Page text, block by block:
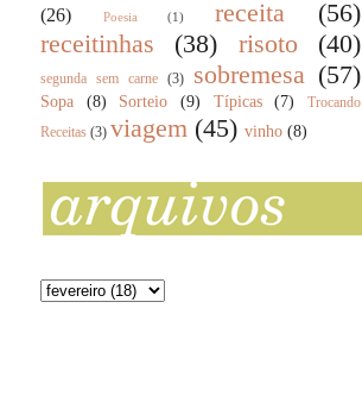
(26)
Poesia (1) receita
(56)
receitinhas
(38) risoto (40)
segunda sem carne (3) sobremesa (57)
Sopa (8) Sorteio (9) Típicas (7)
Trocando
Receitas (3) viagem (45) vinho (8)